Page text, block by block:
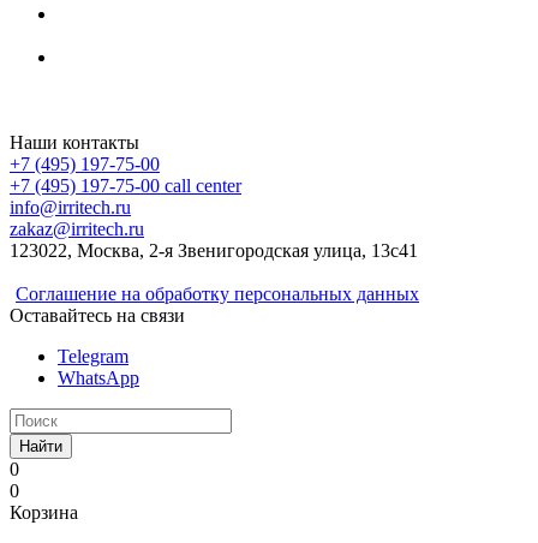
Наши контакты
+7 (495) 197-75-00
+7 (495) 197-75-00 call center
info@irritech.ru
zakaz@irritech.ru
123022, Москва, 2-я Звенигородская улица, 13с41
Соглашение на обработку персональных данных
Оставайтесь на связи
Telegram
WhatsApp
Найти
0
0
Корзина